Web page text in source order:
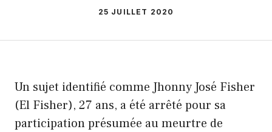
25 JUILLET 2020
Un sujet identifié comme Jhonny José Fisher
(El Fisher), 27 ans, a été arrêté pour sa
participation présumée au meurtre de